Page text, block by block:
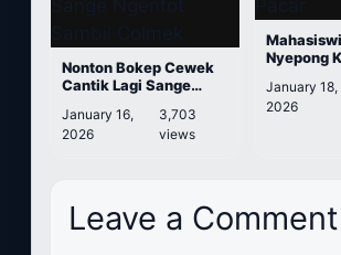
Nonton Bokep Cewek
Cantik Lagi Sange
Colmek
January 16,
2026
3,703
views
Nyepong
January 18,
2026
Leave a Comment